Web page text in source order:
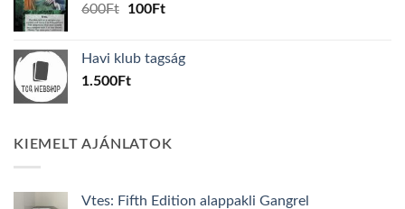
600Ft
Original
600Ft.
100FtCurrent
100Ft.
Havi klub tagság
1.500Ft
KIEMELT AJÁNLATOK
Vtes: Fifth Edition alappakli Gangrel